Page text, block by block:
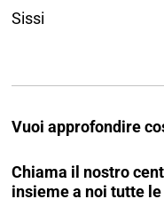
Sissi
Vuoi approfondire
Chiama il nostro
insieme a noi tutte